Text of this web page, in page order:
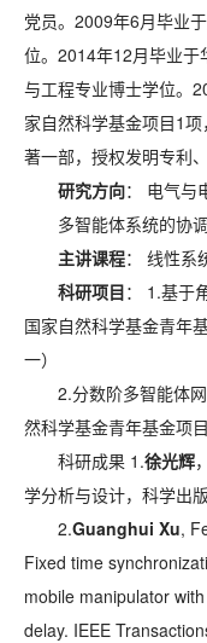
党员。2009年6月毕业
位。2014年12月毕业于
与工程专业博士学位。
家自然科学基金项目1
著一部，授权发明专利
研究方向： 电气与
多智能体系统的协
主讲课程： 线性系
科研项目： 1.基于
国家自然科学基金青年
一）
2.分数阶多智能体
然科学基金青年基金项
科研成果 1.徐光辉
学分析与设计，科学出
2.Guanghui Xu,
Fixed time
mobile manipulator
delay. IEEE